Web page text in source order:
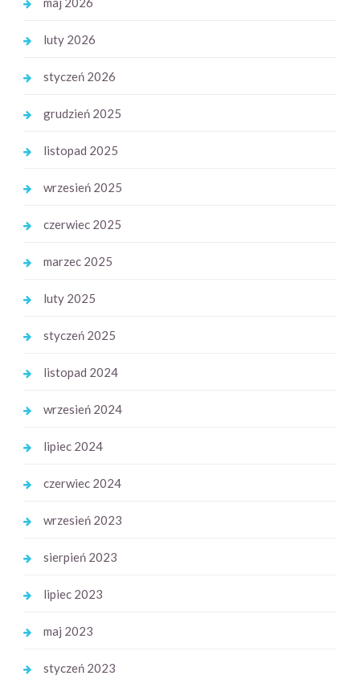
luty 2026
styczeń 2026
grudzień 2025
listopad 2025
wrzesień 2025
czerwiec 2025
marzec 2025
luty 2025
styczeń 2025
listopad 2024
wrzesień 2024
lipiec 2024
czerwiec 2024
wrzesień 2023
sierpień 2023
lipiec 2023
maj 2023
styczeń 2023